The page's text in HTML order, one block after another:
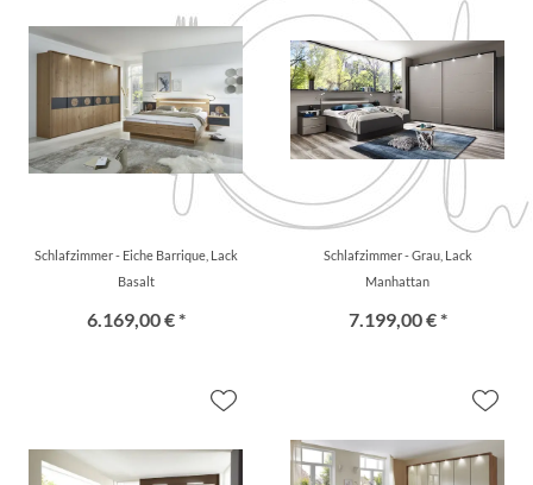
Schlafzimmer - Eiche Barrique, Lack
Basalt
6.169,00 € *
Schlafzimmer - Grau, Lack
Manhattan
7.199,00 € *